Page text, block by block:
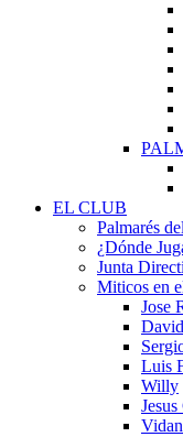
EL CLUB
Palmarés
¿Dónde
Junta
Miticos en
Jose
Luis
Willy